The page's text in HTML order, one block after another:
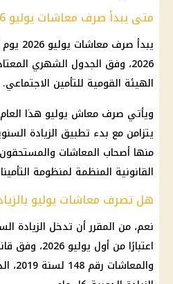
متى يبدأ صرف معاشات يوليو 2026؟
2026، وفق الجدول الشهري
الهيئة القومية للتأمين الاجتماعي.
ويأتي صرف معاش يوليو هذا
يتزامن مع بدء تطبيق الزيادة
منها أصحاب المعاشات
القانونية المنظمة لمنظومة
هل تصرف معاشات يوليو
نعم، من المقرر أن تدخل الزيادة
اعتبارًا من أول